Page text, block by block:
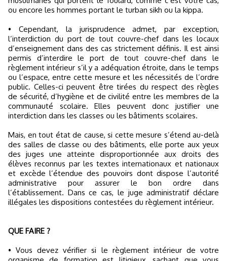
ou encore les hommes portant le turban sikh ou la kippa.
• Cependant, la jurisprudence admet, par exception,
l’interdiction du port de tout couvre-chef dans les locaux
d’enseignement dans des cas strictement définis. Il est ainsi
permis d’interdire le port de tout couvre-chef dans le
règlement intérieur s’il y a adéquation étroite, dans le temps
ou l’espace, entre cette mesure et les nécessités de l’ordre
public. Celles-ci peuvent être tirées du respect des règles
de sécurité, d’hygiène et de civilité entre les membres de la
communauté scolaire. Elles peuvent donc justifier une
interdiction dans les classes ou les bâtiments scolaires.
Mais, en tout état de cause, si cette mesure s’étend au-delà
des salles de classe ou des bâtiments, elle porte aux yeux
des juges une atteinte disproportionnée aux droits des
élèves reconnus par les textes internationaux et nationaux
et excède l’étendue des pouvoirs dont dispose l’autorité
administrative pour assurer le bon ordre dans
l’établissement. Dans ce cas, le juge administratif déclare
illégales les dispositions contestées du règlement intérieur.
QUE FAIRE ?
• Vous devez vérifier si le règlement intérieur de votre